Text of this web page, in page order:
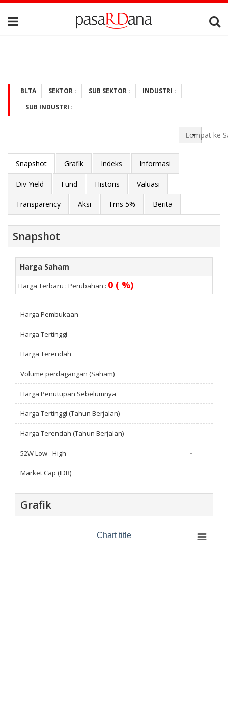
BLTA SEKTOR : SUB SEKTOR :
INDUSTRI :
SUB INDUSTRI :
Lompat ke
Snapshot Grafik Indeks Informasi
Div Yield Fund Historis Valuasi
Transparency Aksi Trns 5% Berita
Snapshot
Harga Saham
Harga Terbaru : Perubahan : 0 ( %)
Harga Pembukaan
Harga Tertinggi
Harga Terendah
Volume perdagangan (Saham)
Harga Penutupan Sebelumnya
Harga Tertinggi (Tahun Berjalan)
Harga Terendah (Tahun Berjalan)
52W Low - High -
Market Cap (IDR)
Grafik
Chart title